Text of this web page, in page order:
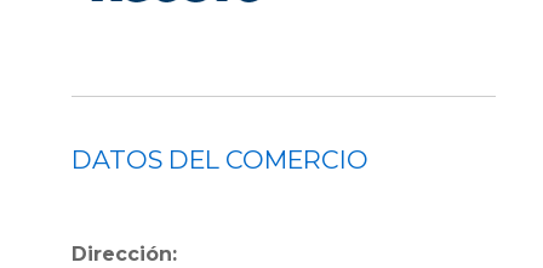
DATOS DEL COMERCIO
Dirección: